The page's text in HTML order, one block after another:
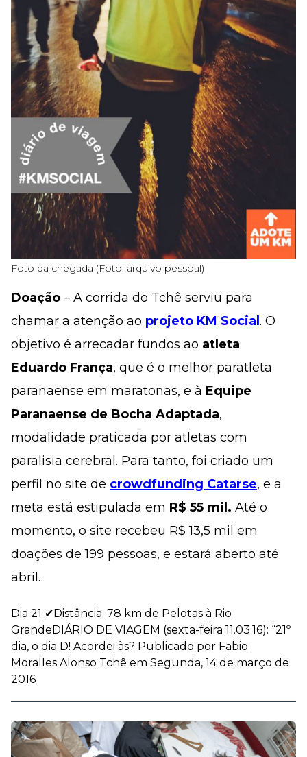
Foto da chegada (Foto: arquivo pessoal)
Doação – A corrida do Tchê serviu para
chamar a atenção ao projeto KM Social. O
objetivo é arrecadar fundos ao atleta
Eduardo França, que é o melhor paratleta
paranaense em maratonas, e à Equipe
Paranaense de Bocha Adaptada,
modalidade praticada por atletas com
paralisia cerebral. Para tanto, foi criado um
perfil no site de crowdfunding Catarse, e a
meta está estipulada em R$ 55 mil. Até o
momento, o site recebeu R$ 13,5 mil em
doações de 199 pessoas, e estará aberto até
abril.
Dia 21 ✔Distância: 78 km de Pelotas à Rio
GrandeDIÁRIO DE VIAGEM (sexta-feira 11.03.16): “21º
dia, o dia D! Acordei às? Publicado por Fabio
Moralles Alonso Tchê em Segunda, 14 de março de
2016